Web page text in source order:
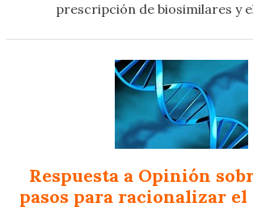
prescripción de biosimilares y
Respuesta a Opinión
pasos para racionalizar